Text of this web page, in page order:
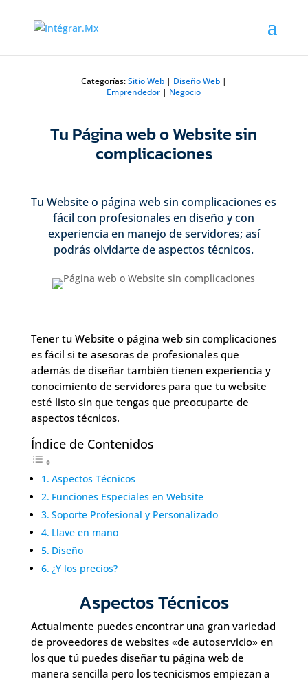
Categorías:Sitio Web| Diseño Web|
Emprendedor | Negocio
Tu Página web o Website sin
complicaciones
Tu Website o página web sin complicaciones es
fácil con profesionales en diseño y con
experiencia en manejo de servidores; así
podrás olvidarte de aspectos técnicos.
Tener tu Website o página web sin complicaciones
es fácil si te asesoras de profesionales que
además de diseñar también tienen experiencia y
conocimiento de servidores para que tu website
esté listo sin que tengas que preocuparte de
aspectos técnicos.
Índice de Contenidos
Aspectos Técnicos
Funciones Especiales en Website
Soporte Profesional y Personalizado
Llave en mano
Diseño
¿Y los precios?
Aspectos Técnicos
Actualmente puedes encontrar una gran variedad
de proveedores de websites «de autoservicio» en
los que tú puedes diseñar tu página web de
manera sencilla pero los tecnicismos empiezan a